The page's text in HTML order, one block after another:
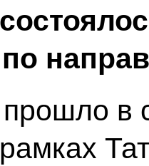
прошло